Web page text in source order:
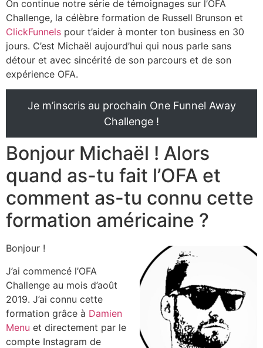
On continue notre série de témoignages sur l’OFA
Challenge, la célèbre formation de Russell Brunson et
ClickFunnels pour t’aider à monter ton business en 30
jours. C’est Michaël aujourd’hui qui nous parle sans
détour et avec sincérité de son parcours et de son
expérience OFA.
Je m’inscris au prochain One Funnel Away
Challenge !
Bonjour Michaël ! Alors
quand as-tu fait l’OFA et
comment as-tu connu cette
formation américaine ?
Bonjour !
J’ai commencé l’OFA
Challenge au mois d’août
2019. J’ai connu cette
formation grâce à Damien
Menu et directement par le
compte Instagram de